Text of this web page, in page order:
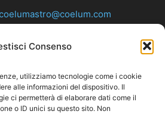
Consenso
utilizziamo tecnologie come i cookie
alle informazioni del dispositivo. Il
ci permetterà di elaborare dati come il
o ID unici su questo sito. Non
SEGUICI